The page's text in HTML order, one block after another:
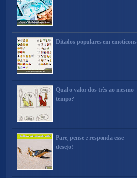
Ditados populares em emoticons
Qual o valor dos três ao mesmo
tempo?
Pare, pense e responda esse
desejo!